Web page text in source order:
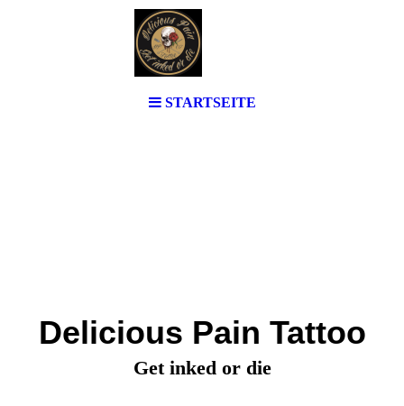
STARTSEITE
Delicious Pain Tattoo
Get inked or die